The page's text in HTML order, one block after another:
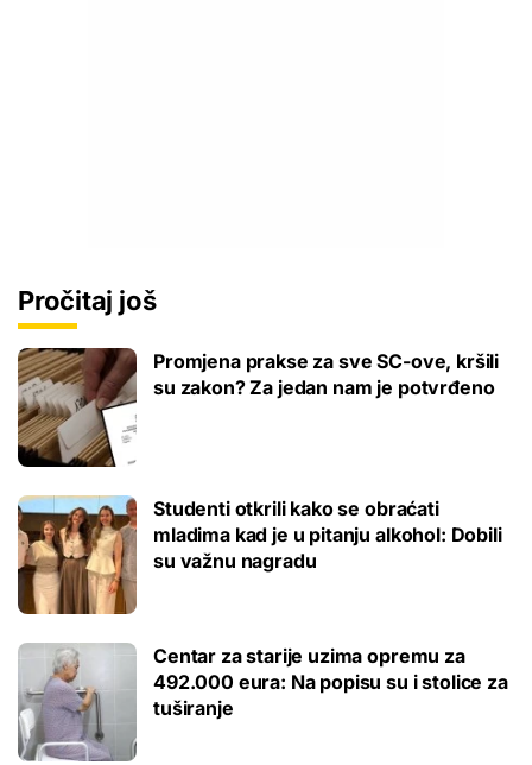
Pročitaj još
Promjena prakse za sve SC-ove, kršili
su zakon? Za jedan nam je potvrđeno
Studenti otkrili kako se obraćati
mladima kad je u pitanju alkohol: Dobili
su važnu nagradu
Centar za starije uzima opremu za
492.000 eura: Na popisu su i stolice za
tuširanje